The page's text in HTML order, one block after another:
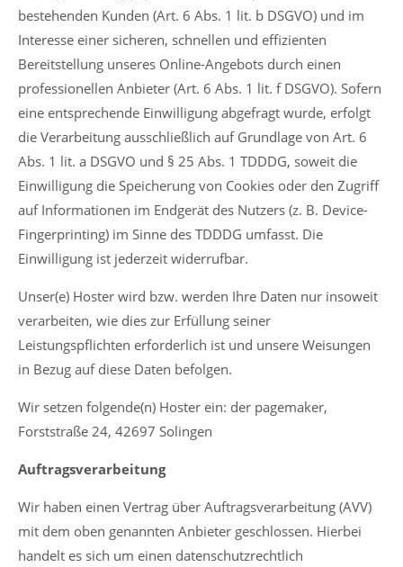
bestehenden Kunden (Art. 6 Abs. 1 lit. b DSGVO) und im
Interesse einer sicheren, schnellen und effizienten
Bereitstellung unseres Online-Angebots durch einen
professionellen Anbieter (Art. 6 Abs. 1 lit. f DSGVO). Sofern
eine entsprechende Einwilligung abgefragt wurde, erfolgt
die Verarbeitung ausschließlich auf Grundlage von Art. 6
Abs. 1 lit. a DSGVO und § 25 Abs. 1 TDDDG, soweit die
Einwilligung die Speicherung von Cookies oder den Zugriff
auf Informationen im Endgerät des Nutzers (z. B. Device-
Fingerprinting) im Sinne des TDDDG umfasst. Die
Einwilligung ist jederzeit widerrufbar.
Unser(e) Hoster wird bzw. werden Ihre Daten nur insoweit
verarbeiten, wie dies zur Erfüllung seiner
Leistungspflichten erforderlich ist und unsere Weisungen
in Bezug auf diese Daten befolgen.
Wir setzen folgende(n) Hoster ein: der pagemaker,
Forststraße 24, 42697 Solingen
Auftragsverarbeitung
Wir haben einen Vertrag über Auftragsverarbeitung (AVV)
mit dem oben genannten Anbieter geschlossen. Hierbei
handelt es sich um einen datenschutzrechtlich